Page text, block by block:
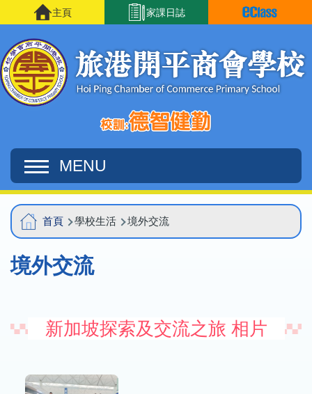
移至主內容 家課日誌
主頁
MENU
Main
navigation
導
航
連
首頁 學校生活 境外交流
境外交流
新加坡探索及交流之旅 相片